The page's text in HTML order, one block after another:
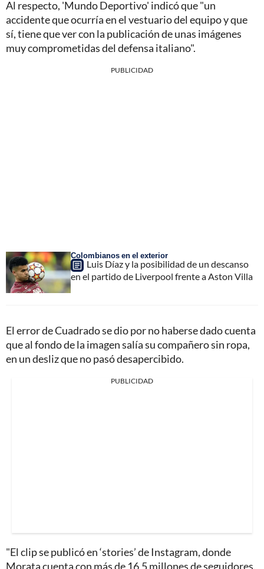
Al respecto, 'Mundo Deportivo' indicó que "un
accidente que ocurría en el vestuario del equipo y que
sí, tiene que ver con la publicación de unas imágenes
muy comprometidas del defensa italiano".
PUBLICIDAD
Colombianos en el exterior
Luis Díaz y la posibilidad de un descanso
en el partido de Liverpool frente a Aston Villa
El error de Cuadrado se dio por no haberse dado cuenta
que al fondo de la imagen salía su compañero sin ropa,
en un desliz que no pasó desapercibido.
PUBLICIDAD
"El clip se publicó en ‘stories’ de Instagram, donde
Morata cuenta con más de 16,5 millones de seguidores.